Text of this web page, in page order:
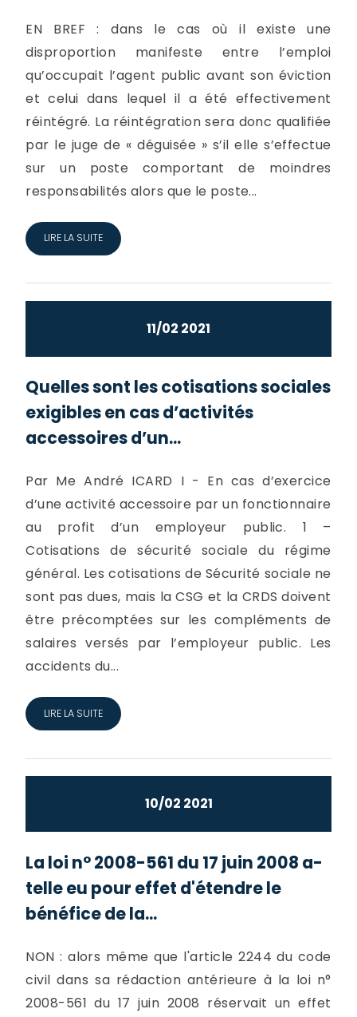
EN BREF : dans le cas où il existe une
disproportion manifeste entre l’emploi
qu’occupait l’agent public avant son éviction
et celui dans lequel il a été effectivement
réintégré. La réintégration sera donc qualifiée
par le juge de « déguisée » s’il elle s’effectue
sur un poste comportant de moindres
responsabilités alors que le poste...
LIRE LA SUITE
11/02 2021
Quelles sont les cotisations sociales
exigibles en cas d’activités
accessoires d’un...
Par Me André ICARD I - En cas d’exercice
d’une activité accessoire par un fonctionnaire
au profit d’un employeur public. 1 –
Cotisations de sécurité sociale du régime
général. Les cotisations de Sécurité sociale ne
sont pas dues, mais la CSG et la CRDS doivent
être précomptées sur les compléments de
salaires versés par l’employeur public. Les
accidents du...
LIRE LA SUITE
10/02 2021
La loi n° 2008-561 du 17 juin 2008 a-
telle eu pour effet d'étendre le
bénéfice de la...
NON : alors même que l'article 2244 du code
civil dans sa rédaction antérieure à la loi n°
2008-561 du 17 juin 2008 réservait un effet